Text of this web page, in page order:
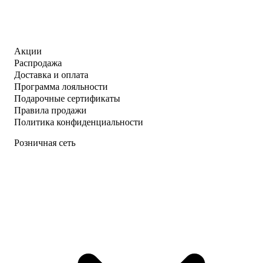
Акции
Распродажа
Доставка и оплата
Программа лояльности
Подарочные сертификаты
Правила продажи
Политика конфиденциальности
Розничная сеть